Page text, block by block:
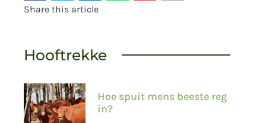
Share this article
Hooftrekke
Hoe spuit mens beeste reg
in?